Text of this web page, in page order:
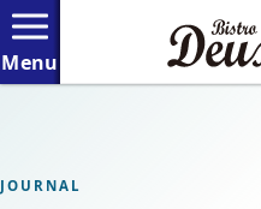
JOURNAL